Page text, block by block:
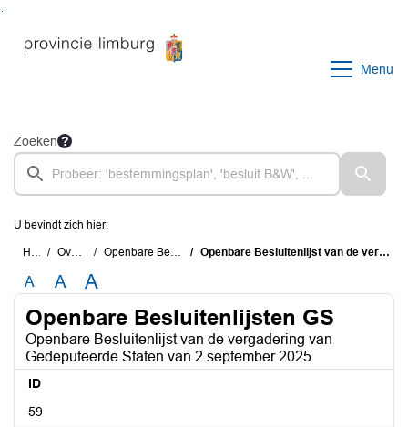
Menu
Zoeken
U bevindt zich hier:
Home Overzichten Openbare Besluitenlijsten GS Openbare Besluitenlijst van de vergadering van Gedeputeerde Staten van 2 september 2025
A A A
Openbare Besluitenlijsten GS
Openbare Besluitenlijst van de vergadering van
Gedeputeerde Staten van 2 september 2025
ID
59